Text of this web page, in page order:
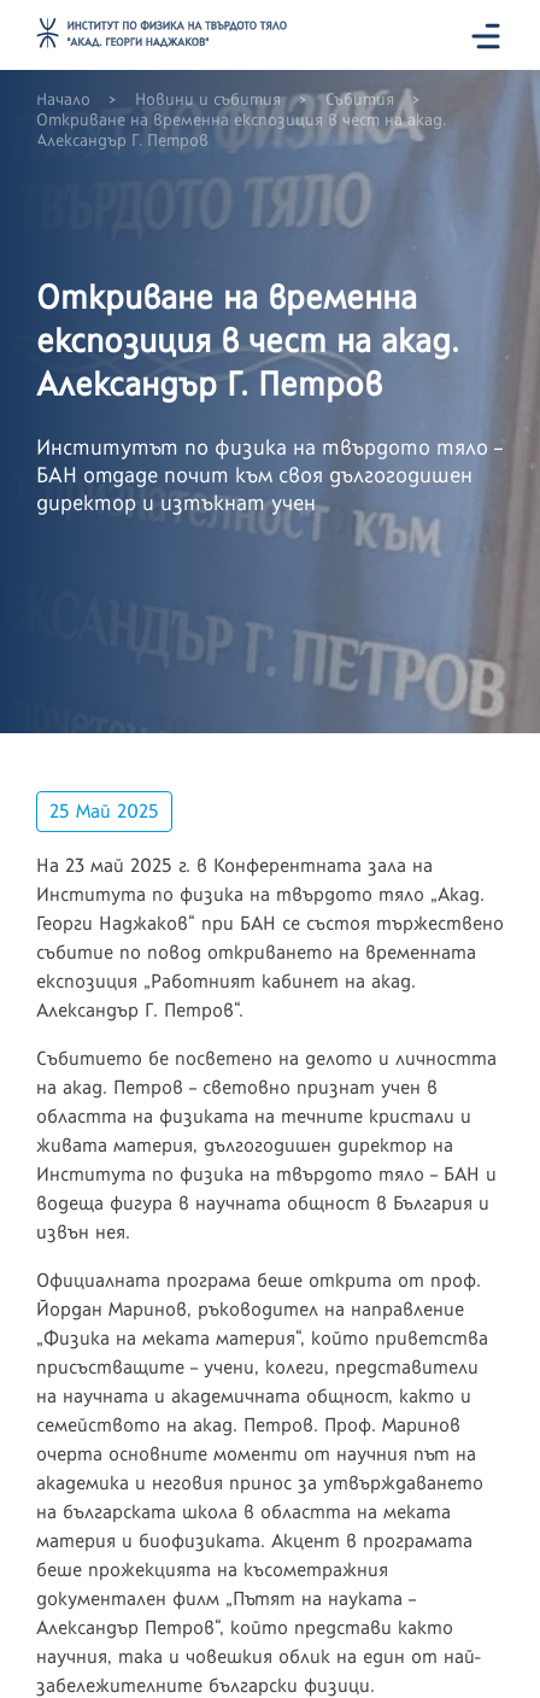
Начало > Новини и събития>Събития >
Откриване на временна експозиция в чест на акад.
Александър Г. Петров
Откриване на временна
експозиция в чест на акад.
Александър Г. Петров
Институтът по физика на твърдото тяло –
БАН отдаде почит към своя дългогодишен
директор и изтъкнат учен
25 Май 2025
На 23 май 2025 г. в Конферентната зала на
Института по физика на твърдото тяло „Акад.
Георги Наджаков“ при БАН се състоя тържествено
събитие по повод откриването на временната
експозиция „Работният кабинет на акад.
Александър Г. Петров“.
Събитието бе посветено на делото и личността
на акад. Петров – световно признат учен в
областта на физиката на течните кристали и
живата материя, дългогодишен директор на
Института по физика на твърдото тяло – БАН и
водеща фигура в научната общност в България и
извън нея.
Официалната програма беше открита от проф.
Йордан Маринов, ръководител на направление
„Физика на меката материя“, който приветства
присъстващите – учени, колеги, представители
на научната и академичната общност, както и
семейството на акад. Петров. Проф. Маринов
очерта основните моменти от научния път на
академика и неговия принос за утвърждаването
на българската школа в областта на меката
материя и биофизиката. Акцент в програмата
беше прожекцията на късометражния
документален филм „Пътят на науката –
Александър Петров“, който представи както
научния, така и човешкия облик на един от най-
забележителните български физици.